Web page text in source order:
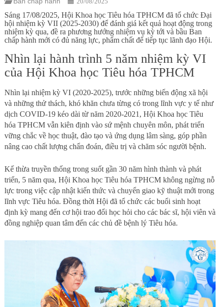
Sáng 17/08/2025, Hội Khoa học Tiêu hóa TPHCM đã tổ chức Đại
hội nhiệm kỳ VII (2025-2030) để đánh giá kết quả hoạt động trong
nhiệm kỳ qua, đề ra phương hướng nhiệm vụ kỳ tới và bầu Ban
chấp hành mới có đủ năng lực, phẩm chất để tiếp tục lãnh đạo Hội.
Nhìn lại hành trình 5 năm nhiệm kỳ VI
của Hội Khoa học Tiêu hóa TPHCM
Nhìn lại nhiệm kỳ VI (2020-2025), trước những biến động xã hội
và những thử thách, khó khăn chưa từng có trong lĩnh vực y tế như
dịch COVID-19 kéo dài từ năm 2020-2021, Hội Khoa học Tiêu
hóa TPHCM vẫn kiên định vào sứ mệnh chuyên môn, phát triển
vững chắc về học thuật, đào tạo và ứng dụng lâm sàng, góp phần
nâng cao chất lượng chẩn đoán, điều trị và chăm sóc người bệnh.
Kế thừa truyền thống trong suốt gần 30 năm hình thành và phát
triển, 5 năm qua, Hội Khoa học Tiêu hóa TPHCM không ngừng nỗ
lực trong việc cập nhật kiến thức và chuyển giao kỹ thuật mới trong
lĩnh vực Tiêu hóa. Đồng thời Hội đã tổ chức các buổi sinh hoạt
định kỳ mang đến cơ hội trao đổi học hỏi cho các bác sĩ, hội viên và
đồng nghiệp quan tâm đến các chủ đề bệnh lý Tiêu hóa.